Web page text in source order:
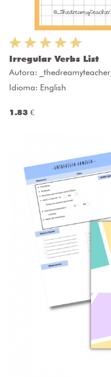
Irregular Verbs List
Autora:
_thedreamyteacher_
Idioma: English
1.83 €